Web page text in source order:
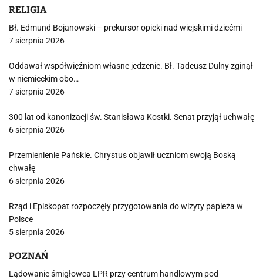
RELIGIA
Bł. Edmund Bojanowski – prekursor opieki nad wiejskimi dziećmi
7 sierpnia 2026
Oddawał współwięźniom własne jedzenie. Bł. Tadeusz Dulny zginął
w niemieckim obo…
7 sierpnia 2026
300 lat od kanonizacji św. Stanisława Kostki. Senat przyjął uchwałę
6 sierpnia 2026
Przemienienie Pańskie. Chrystus objawił uczniom swoją Boską
chwałę
6 sierpnia 2026
Rząd i Episkopat rozpoczęły przygotowania do wizyty papieża w
Polsce
5 sierpnia 2026
POZNAŃ
Lądowanie śmigłowca LPR przy centrum handlowym pod